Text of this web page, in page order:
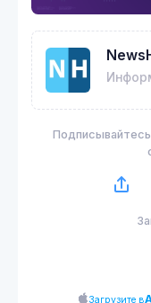
Загрузите в